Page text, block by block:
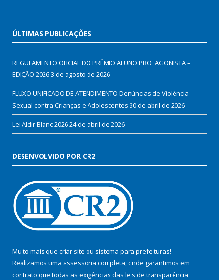
ÚLTIMAS PUBLICAÇÕES
REGULAMENTO OFICIAL DO PRÊMIO ALUNO PROTAGONISTA –
EDIÇÃO 20263 de agosto de 2026
FLUXO UNIFICADO DE ATENDIMENTO Denúncias de Violência
Sexual contra Crianças e Adolescentes 30 de abril de 2026
Lei Aldir Blanc 202624 de abril de 2026
DESENVOLVIDO POR CR2
Muito mais que criar site ou sistema para prefeituras!
Realizamos uma assessoria completa, onde garantimos em
contrato que todas as exigências das leis de transparência